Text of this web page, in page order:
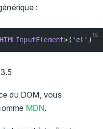
:
ts
HTMLInputElement>( 'el' )
du DOM, vous
MDN.